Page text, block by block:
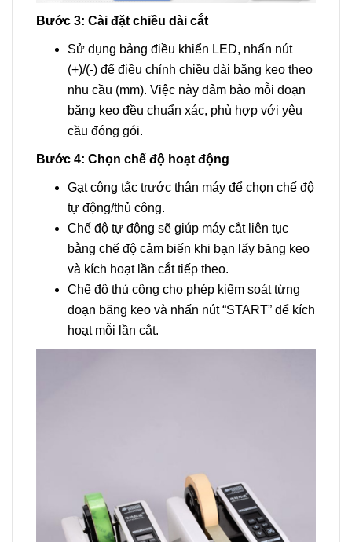
Bước 3: Cài đặt chiều dài cắt
Sử dụng bảng điều khiển LED, nhấn nút
(+)/(-) để điều chỉnh chiều dài băng keo theo
nhu cầu (mm). Việc này đảm bảo mỗi đoạn
băng keo đều chuẩn xác, phù hợp với yêu
cầu đóng gói.
Bước 4: Chọn chế độ hoạt động
Gạt công tắc trước thân máy để chọn chế độ
tự động/thủ công.
Chế độ tự động sẽ giúp máy cắt liên tục
bằng chế độ cảm biến khi bạn lấy băng keo
và kích hoạt lần cắt tiếp theo.
Chế độ thủ công cho phép kiểm soát từng
đoạn băng keo và nhấn nút “START” để kích
hoạt mỗi lần cắt.